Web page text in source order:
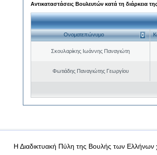
Αντικαταστάσεις Βουλευτών κατά τη διάρκεια
Ονοματεπώνυμο
Σκουλαρίκης Ιωάννης Παναγιώτη
Φωτιάδης Παναγιώτης Γεωργίου
Όροι χρήσης Προσωπικά δεδομένα Ασφάλεια & Πρόσβαση
Η Διαδικτυακή Πύλη της Βουλής των Ελλήνων